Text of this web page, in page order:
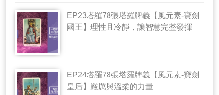
EP23塔羅78張塔羅牌義【風元素-寶劍
國王】理性且冷靜，讓智慧完整發揮
EP24塔羅78張塔羅牌義【風元素-寶劍
皇后】嚴厲與溫柔的力量